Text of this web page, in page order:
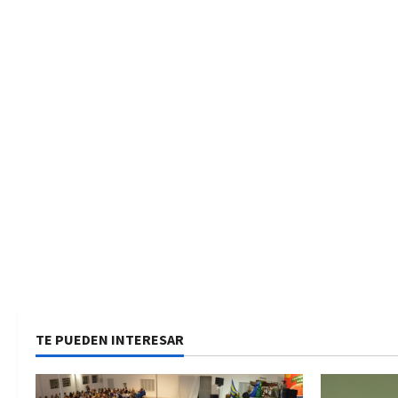
TE PUEDEN INTERESAR